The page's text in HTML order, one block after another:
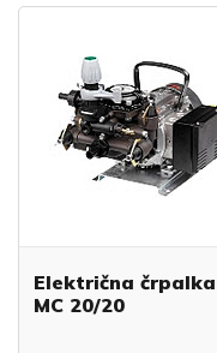
Električna črpalka
MC 20/20